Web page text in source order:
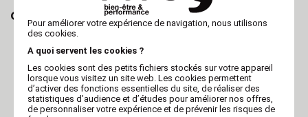
Comment choisir votre tondeuse de finition ?
Silence et légèreté
offrir un meilleur confort d’utilisation.
obtenir des contours nets.
Autonomie et batterie: essentielles pour les
toiletteurs professionnels.
Prise en main ergonomique: facilite les
Pour améliorer votre expérience de navigation, nous utilisons
des cookies.
A quoi servent les cookies ?
Les cookies sont des petits fichiers stockés sur votre appareil
lorsque vous visitez un site web. Les cookies permettent
d’activer des fonctions essentielles du site, de réaliser des
statistiques d’audience et d’études pour améliorer nos offres,
de personnaliser votre expérience et de prévenir les risques de